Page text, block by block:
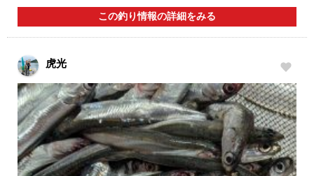
この釣り情報の詳細をみる
虎光